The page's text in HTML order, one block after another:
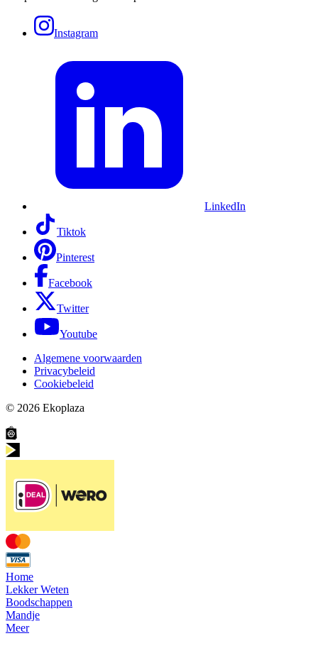
Instagram
LinkedIn
Tiktok
Pinterest
Facebook
Twitter
Youtube
Algemene voorwaarden
Privacybeleid
Cookiebeleid
© 2026 Ekoplaza
Home
Lekker Weten
Boodschappen
Mandje
Meer